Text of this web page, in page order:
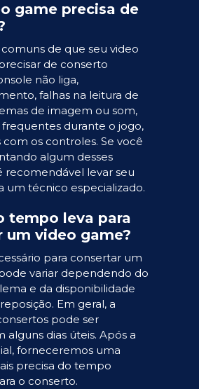
game precisa de
comuns de que seu video
de conserto
não liga,
falhas na leitura de
de imagem ou som,
durante o jogo,
os controles. Se você
algum desses
recomendável levar seu
um técnico especializado.
tempo leva para
um video game?
para consertar um
variar dependendo do
e da disponibilidade
Em geral, a
pode ser
alguns dias úteis. Após a
forneceremos uma
precisa do tempo
o conserto.